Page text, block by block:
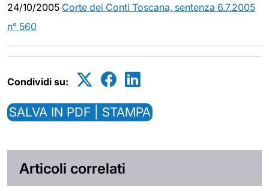
24/10/2005 Corte dei Conti Toscana, sentenza 6.7.2005
n° 560
Condividi su:
SALVA IN PDF | STAMPA
Articoli correlati